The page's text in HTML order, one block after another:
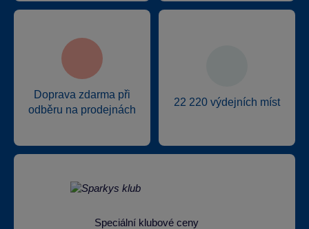
Doprava zdarma při
odběru na prodejnách
22 220 výdejních míst
Speciální klubové ceny